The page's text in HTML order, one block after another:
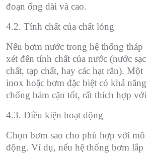
đoạn ống dài và cao.
4.2. Tính chất của chất lỏng
Nếu bơm nước trong hệ thống tháp
xét đến tính chất của nước (nước
chất, tạp chất, hay các hạt rắn).
inox hoặc bơm đặc biệt có khả
chống bám cặn tốt, rất thích hợp
4.3. Điều kiện hoạt động
Chọn bơm sao cho phù hợp với
động. Ví dụ, nếu hệ thống bơm lắp